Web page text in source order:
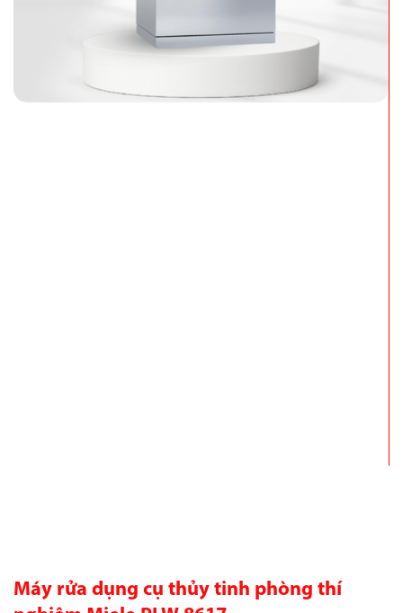
Máy rửa dụng cụ thủy tinh phòng thí